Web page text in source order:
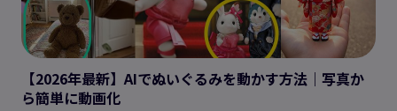
【2026年最新】AIでぬいぐるみを動かす方法｜写真か
ら簡単に動画化